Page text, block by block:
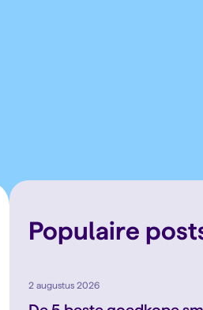
Populaire
2 augustus 2026